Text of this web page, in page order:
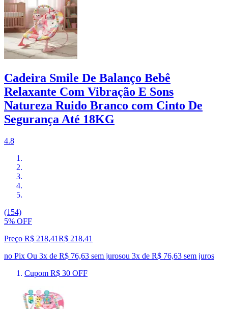
Cadeira Smile De Balanço Bebê
Relaxante Com Vibração E Sons
Natureza Ruido Branco com Cinto De
Segurança Até 18KG
4.8
(154)
5% OFF
Preço R$ 218,41R$ 218,41
no Pix Ou 3x de R$ 76,63 sem jurosou 3x de R$ 76,63 sem juros
Cupom R$ 30 OFF